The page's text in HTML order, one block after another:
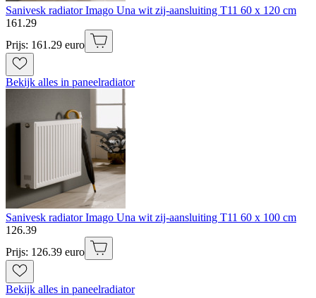
Sanivesk radiator Imago Una wit zij-aansluiting T11 60 x 120 cm
161.29
Prijs: 161.29 euro
Bekijk alles in paneelradiator
Sanivesk radiator Imago Una wit zij-aansluiting T11 60 x 100 cm
126.39
Prijs: 126.39 euro
Bekijk alles in paneelradiator